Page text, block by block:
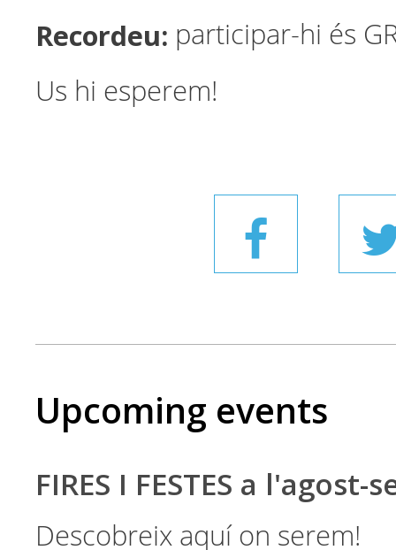
Recordeu: participar-hi és
Us hi esperem!
Upcoming events
FIRES I FESTES a l'agost-
Descobreix aquí on serem!